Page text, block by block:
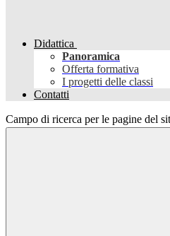
Didattica
Panoramica
Offerta formativa
I progetti delle classi
Contatti
Campo di ricerca per le pagine del